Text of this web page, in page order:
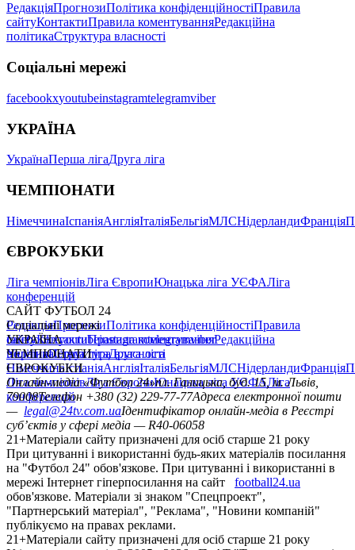
РедакціяПрогнозиПолітика конфіденційностіПравила
сайтуКонтактиПравила коментуванняРедакційна
політикаСтруктура власності
Соціальні мережі
facebookxyoutubeinstagramtelegramviber
УКРАЇНА
УкраїнаПерша лігаДруга ліга
ЧЕМПІОНАТИ
НімеччинаІспаніяАнгліяІталіяБельгіяМЛСНідерландиФранція
ЄВРОКУБКИ
Ліга чемпіонівЛіга ЄвропиЮнацька ліга УЄФАЛіга
конференцій
САЙТ ФУТБОЛ 24
РедакціяПрогнозиПолітика конфіденційностіПравила
сайтуКонтактиПравила коментуванняРедакційна
політикаСтруктура власності
Соціальні мережі
facebookxyoutubeinstagramtelegramviber
УКРАЇНА
УкраїнаПерша лігаДруга ліга
ЧЕМПІОНАТИ
НімеччинаІспаніяАнгліяІталіяБельгіяМЛСНідерландиФранція
ЄВРОКУБКИ
Ліга чемпіонівЛіга ЄвропиЮнацька ліга УЄФАЛіга
конференцій
Онлайн-медіа «Футбол 24»пл. Галицька, буд. 15, м. Львів,
79008Телефон +380 (32) 229-77-77Адреса електронної пошти
— legal@24tv.com.uaІдентифікатор онлайн-медіа в Реєстрі
суб’єктів у сфері медіа — R40-06058
21+Матеріали сайту призначені для осіб старше 21 року
При цитуванні і використанні будь-яких матеріалів посилання
на "Футбол 24" обов'язкове. При цитуванні і використанні в
мережі Інтернет гіперпосилання на сайт
football24.ua
обов'язкове. Матеріали зі знаком "Спецпроект",
"Партнерський матеріал", "Реклама", "Новини компаній"
публікуємо на правах реклами.
21+Матеріали сайту призначені для осіб старше 21 року